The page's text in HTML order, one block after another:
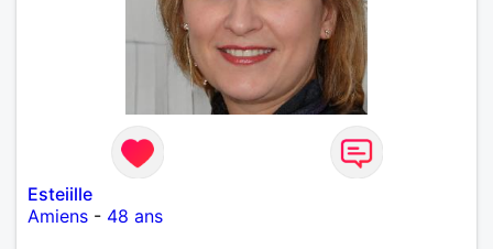
Esteiille
Amiens - 48 ans